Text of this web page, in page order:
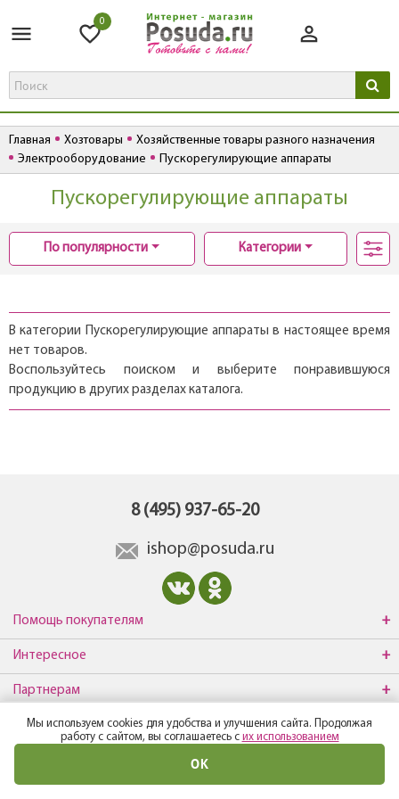
0
Главная Хозтовары
Хозяйственные товары разного назначения
Электрооборудование
Пускорегулирующие аппараты
Пускорегулирующие аппараты
По популярности Категории
В категории Пускорегулирующие аппараты в настоящее время
нет товаров.
Воспользуйтесь поиском и выберите понравившуюся
продукцию в других разделах каталога.
8 (495) 937-65-20
ishop@posuda.ru
Помощь покупателям
Интересное
Партнерам
О компании
Мы используем cookies для удобства и улучшения сайта. Продолжая
работу с сайтом, вы соглашаетесь с их использованием
ОК